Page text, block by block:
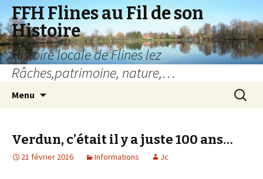
FFH Flines au Fil de son
Histoire
Histoire locale de Flines lez
Râches,patrimoine, nature,…
Menu
Verdun, c’était il y a juste 100 ans…
21 février 2016 Informations Jc